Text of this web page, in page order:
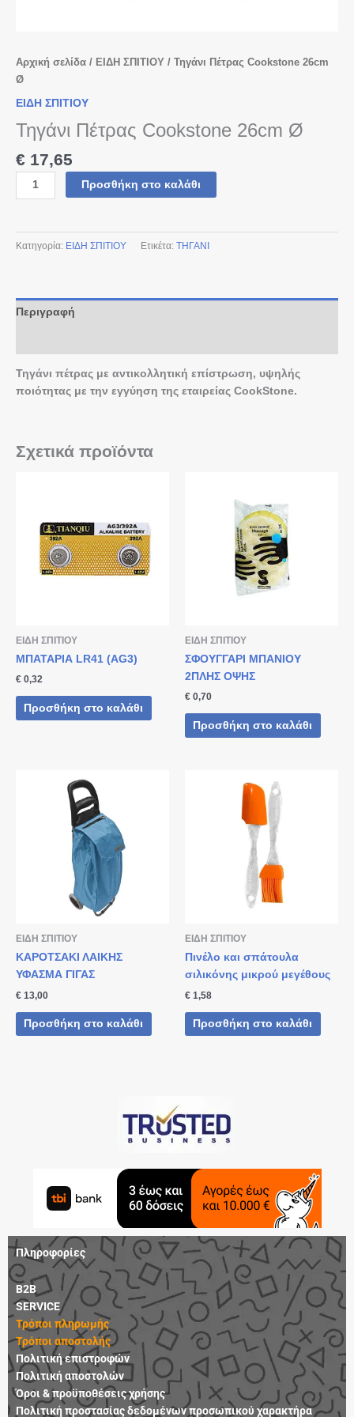
Αρχική σελίδα / ΕΙΔΗ ΣΠΙΤΙΟΥ / Τηγάνι Πέτρας Cookstone 26cm
Ø
ΕΙΔΗ ΣΠΙΤΙΟΥ
Τηγάνι Πέτρας Cookstone 26cm Ø
€ 17,65
Προσθήκη στο καλάθι
Κατηγορία: ΕΙΔΗ ΣΠΙΤΙΟΥ Ετικέτα: ΤΗΓΑΝΙ
Περιγραφή
Τηγάνι πέτρας με αντικολλητική επίστρωση, υψηλής
ποιότητας με την εγγύηση της εταιρείας CookStone.
Σχετικά προϊόντα
ΕΙΔΗ ΣΠΙΤΙΟΥ
ΜΠΑΤΑΡΙΑ LR41 (AG3)
€ 0,32
Προσθήκη στο καλάθι
ΕΙΔΗ ΣΠΙΤΙΟΥ
ΣΦΟΥΓΓΑΡΙ ΜΠΑΝΙΟΥ
2ΠΛΗΣ ΟΨΗΣ
€ 0,70
Προσθήκη στο καλάθι
ΕΙΔΗ ΣΠΙΤΙΟΥ
ΚΑΡΟΤΣΑΚΙ ΛΑΙΚΗΣ
ΥΦΑΣΜΑ ΓΙΓΑΣ
€ 13,00
Προσθήκη στο καλάθι
ΕΙΔΗ ΣΠΙΤΙΟΥ
Πινέλο και σπάτουλα
σιλικόνης μικρού μεγέθους
€ 1,58
Προσθήκη στο καλάθι
Πληροφορίες
B2B
SERVICE
Τρόποι πληρωμής
Τρόποι αποστολής
Πολιτική επιστροφών
Πολιτική αποστολών
Όροι & προϋποθέσεις χρήσης
Πολιτική προστασίας δεδομένων προσωπικού χαρακτήρα